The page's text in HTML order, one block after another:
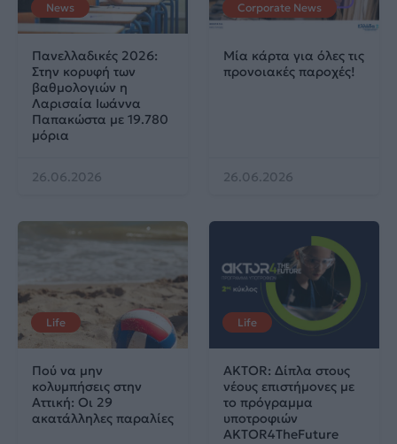
News
Πανελλαδικές 2026:
Στην κορυφή των
βαθμολογιών η
Λαρισαία Ιωάννα
Παπακώστα με 19.780
μόρια
26.06.2026
Corporate News
Μία κάρτα για όλες τις
προνοιακές παροχές!
26.06.2026
Life
Πού να μην
κολυμπήσεις στην
Αττική: Οι 29
ακατάλληλες παραλίες
Life
AKTOR: Δίπλα στους
νέους επιστήμονες με
το πρόγραμμα
υποτροφιών
AKTOR4TheFuture